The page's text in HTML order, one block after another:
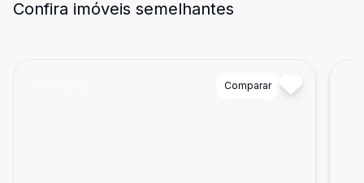
Confira imóveis semelhantes
Comparar